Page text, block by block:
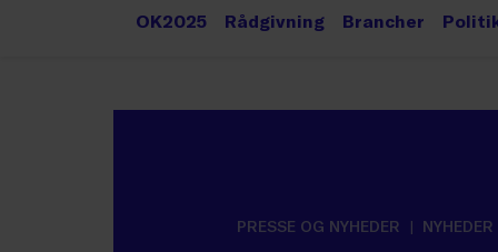
OK2025 Rådgivning Brancher
PRESSE OG NYHEDER NYHEDER